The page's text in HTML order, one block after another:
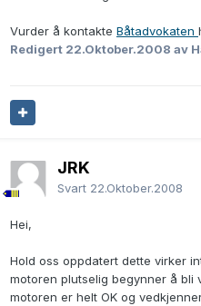
Vurder å kontakte Båtadvokaten
Redigert 22.Oktober.2008 av
JRK
Svart 22.Oktober.2008
Hei,
Hold oss oppdatert dette virker
motoren plutselig begynner å bli
motoren er helt OK og